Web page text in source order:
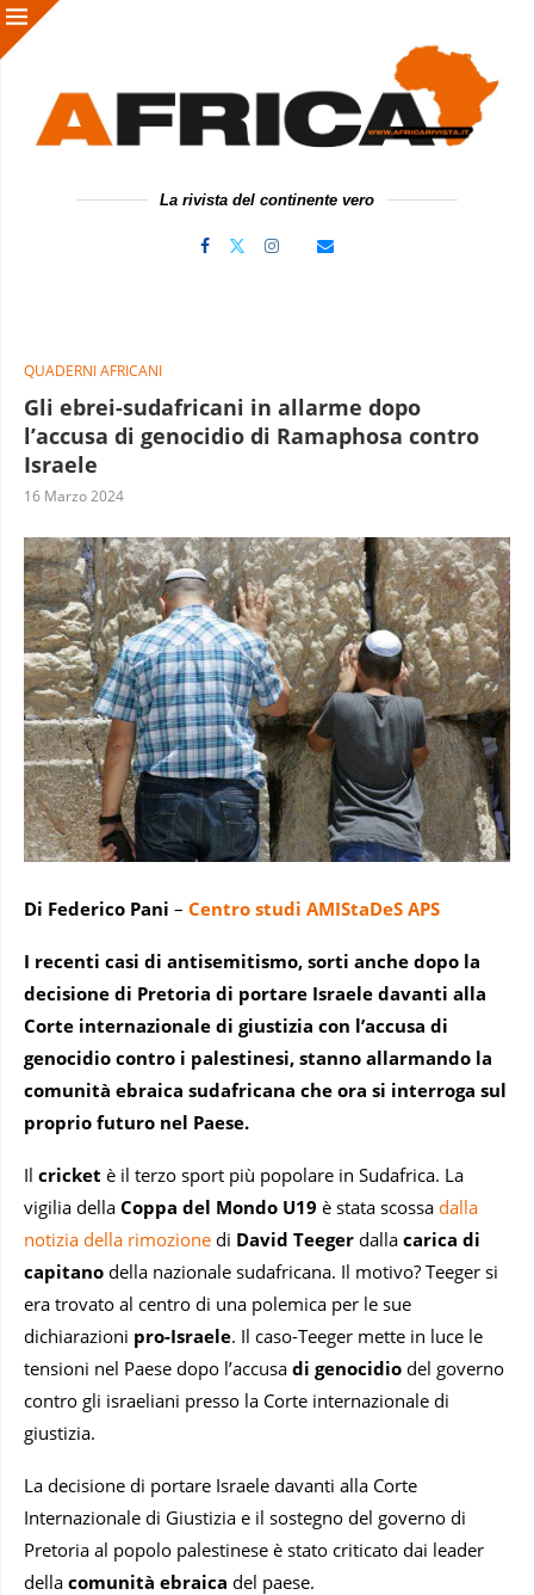
La rivista del continente vero
QUADERNI AFRICANI
Gli ebrei-sudafricani in allarme dopo
l’accusa di genocidio di Ramaphosa contro
Israele
16 Marzo 2024
Di Federico Pani – Centro studi AMIStaDeS APS
I recenti casi di antisemitismo, sorti anche dopo la
decisione di Pretoria di portare Israele davanti alla
Corte internazionale di giustizia con l’accusa di
genocidio contro i palestinesi, stanno allarmando la
comunità ebraica sudafricana che ora si interroga sul
proprio futuro nel Paese.
Il cricket è il terzo sport più popolare in Sudafrica. La
vigilia della Coppa del Mondo U19 è stata scossa dalla
notizia della rimozione di David Teeger dalla carica di
capitano della nazionale sudafricana. Il motivo? Teeger si
era trovato al centro di una polemica per le sue
dichiarazioni pro-Israele. Il caso-Teeger mette in luce le
tensioni nel Paese dopo l’accusa di genocidio del governo
contro gli israeliani presso la Corte internazionale di
giustizia.
La decisione di portare Israele davanti alla Corte
Internazionale di Giustizia e il sostegno del governo di
Pretoria al popolo palestinese è stato criticato dai leader
della comunità ebraica del paese.